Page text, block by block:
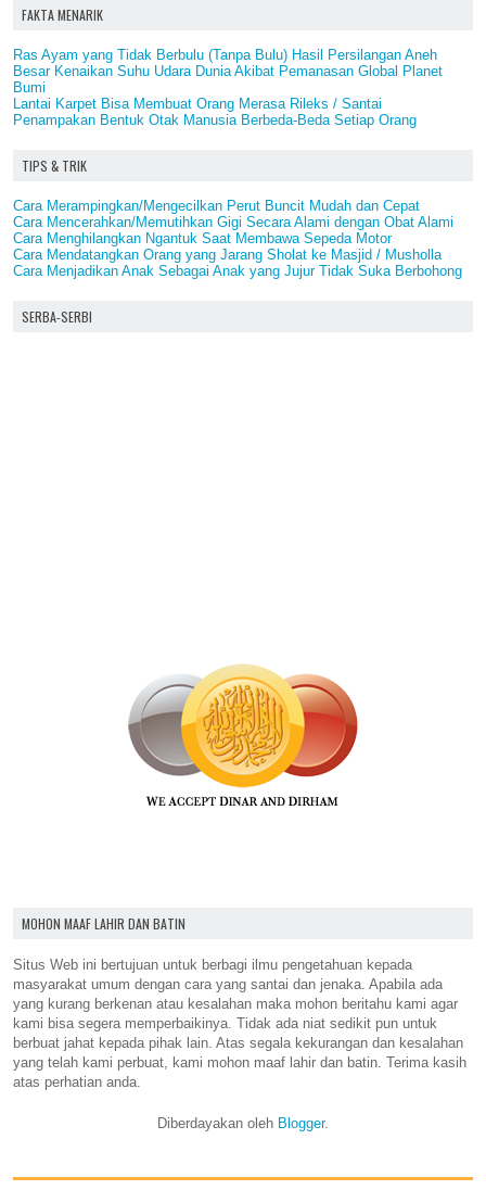
FAKTA MENARIK
Ras Ayam yang Tidak Berbulu (Tanpa Bulu) Hasil Persilangan Aneh
Besar Kenaikan Suhu Udara Dunia Akibat Pemanasan Global Planet
Bumi
Lantai Karpet Bisa Membuat Orang Merasa Rileks / Santai
Penampakan Bentuk Otak Manusia Berbeda-Beda Setiap Orang
TIPS & TRIK
Cara Merampingkan/Mengecilkan Perut Buncit Mudah dan Cepat
Cara Mencerahkan/Memutihkan Gigi Secara Alami dengan Obat Alami
Cara Menghilangkan Ngantuk Saat Membawa Sepeda Motor
Cara Mendatangkan Orang yang Jarang Sholat ke Masjid / Musholla
Cara Menjadikan Anak Sebagai Anak yang Jujur Tidak Suka Berbohong
SERBA-SERBI
MOHON MAAF LAHIR DAN BATIN
Situs Web ini bertujuan untuk berbagi ilmu pengetahuan kepada
masyarakat umum dengan cara yang santai dan jenaka. Apabila ada
yang kurang berkenan atau kesalahan maka mohon beritahu kami agar
kami bisa segera memperbaikinya. Tidak ada niat sedikit pun untuk
berbuat jahat kepada pihak lain. Atas segala kekurangan dan kesalahan
yang telah kami perbuat, kami mohon maaf lahir dan batin. Terima kasih
atas perhatian anda.
Diberdayakan oleh Blogger.